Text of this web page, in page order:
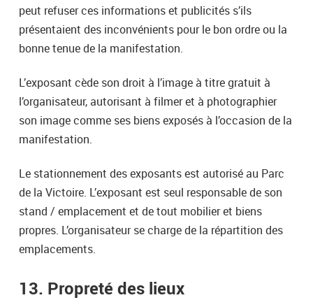
peut refuser ces informations et publicités s’ils
présentaient des inconvénients pour le bon ordre ou la
bonne tenue de la manifestation.
L’exposant cède son droit à l’image à titre gratuit à
l’organisateur, autorisant à filmer et à photographier
son image comme ses biens exposés à l’occasion de la
manifestation.
Le stationnement des exposants est autorisé au Parc
de la Victoire. L’exposant est seul responsable de son
stand / emplacement et de tout mobilier et biens
propres. L’organisateur se charge de la répartition des
emplacements.
13. Propreté des lieux